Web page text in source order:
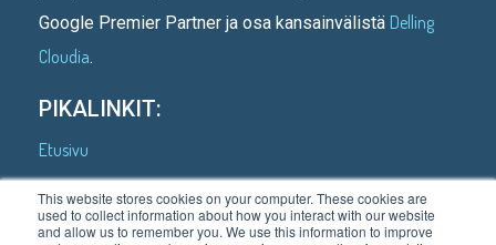
This website stores cookies on your computer. These cookies are
used to collect information about how you interact with our website
and allow us to remember you. We use this information to improve
Google Premier Partner ja osa kansainvälistä Delling
Cloudia.
PIKALINKIT:
Etusivu
Kenelle teemme
Asiakastarinoita